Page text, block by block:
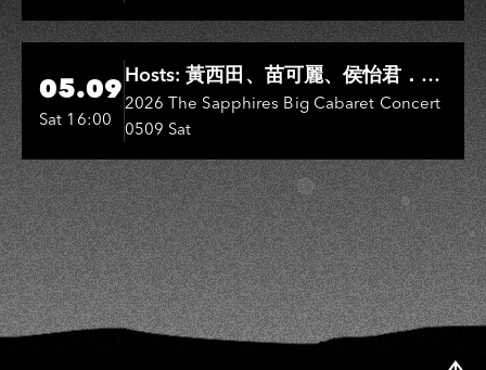
彬、邵大倫、曹雅雯、陳孟賢、黃露
瑤
Hi-Ing Music Hall
05.09
Sat 16:00
Hosts: 黃西田、苗可麗、侯怡君．
Entertainers: 葉啟田、鳥來嬤-吳
敏、張秀卿、王彩樺、吳淑敏、施文
彬、邵大倫、曹雅雯、陳孟賢、黃露
瑤
2026 The Sapphires Big Cabaret Concert
0509 Sat